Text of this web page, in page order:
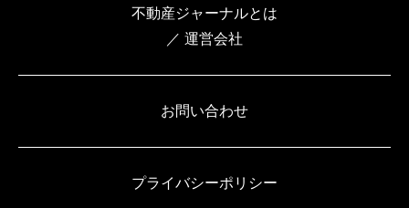
不動産ジャーナルとは
／ 運営会社
お問い合わせ
プライバシーポリシー